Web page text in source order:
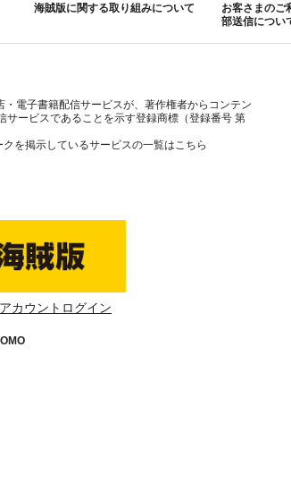
海賊版に関する取り組みについて
お客さまのご
部送信につい
・電子書籍配信サービスが、著作権者からコンテン
サービスであることを示す登録商標（登録番号 第
を掲示しているサービスの一覧はこちら
カウントログイン